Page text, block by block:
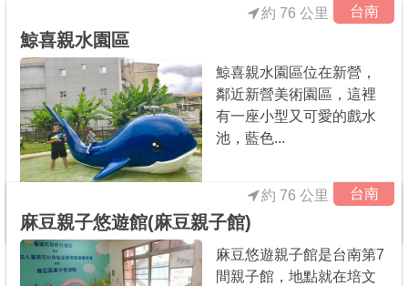
台南
鯨喜親水園區
約 76 公里
鯨喜親水園區位在新營，
鄰近新營美術園區，這裡
有一座小型又可愛的戲水
池，藍色...
30 0
台南
麻豆親子悠遊館(麻豆親子館)
約 76 公里
麻豆悠遊親子館是台南第7
間親子館，地點就在培文